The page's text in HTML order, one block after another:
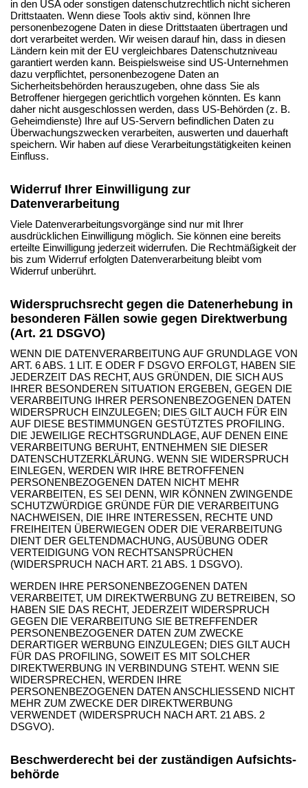
in den USA oder sonstigen datenschutzrechtlich nicht sicheren
Drittstaaten. Wenn diese Tools aktiv sind, können Ihre
personenbezogene Daten in diese Drittstaaten übertragen und
dort verarbeitet werden. Wir weisen darauf hin, dass in diesen
Ländern kein mit der EU vergleichbares Datenschutzniveau
garantiert werden kann. Beispielsweise sind US-Unternehmen
dazu verpflichtet, personenbezogene Daten an
Sicherheitsbehörden herauszugeben, ohne dass Sie als
Betroffener hiergegen gerichtlich vorgehen könnten. Es kann
daher nicht ausgeschlossen werden, dass US-Behörden (z. B.
Geheimdienste) Ihre auf US-Servern befindlichen Daten zu
Überwachungszwecken verarbeiten, auswerten und dauerhaft
speichern. Wir haben auf diese Verarbeitungstätigkeiten keinen
Einfluss.
Widerruf Ihrer Einwilligung zur
Datenverarbeitung
Viele Datenverarbeitungsvorgänge sind nur mit Ihrer
ausdrücklichen Einwilligung möglich. Sie können eine bereits
erteilte Einwilligung jederzeit widerrufen. Die Rechtmäßigkeit der
bis zum Widerruf erfolgten Datenverarbeitung bleibt vom
Widerruf unberührt.
Widerspruchsrecht gegen die Datenerhebung in
besonderen Fällen sowie gegen Direktwerbung
(Art. 21 DSGVO)
WENN DIE DATENVERARBEITUNG AUF GRUNDLAGE VON
ART. 6 ABS. 1 LIT. E ODER F DSGVO ERFOLGT, HABEN SIE
JEDERZEIT DAS RECHT, AUS GRÜNDEN, DIE SICH AUS
IHRER BESONDEREN SITUATION ERGEBEN, GEGEN DIE
VERARBEITUNG IHRER PERSONENBEZOGENEN DATEN
WIDERSPRUCH EINZULEGEN; DIES GILT AUCH FÜR EIN
AUF DIESE BESTIMMUNGEN GESTÜTZTES PROFILING.
DIE JEWEILIGE RECHTSGRUNDLAGE, AUF DENEN EINE
VERARBEITUNG BERUHT, ENTNEHMEN SIE DIESER
DATENSCHUTZERKLÄRUNG. WENN SIE WIDERSPRUCH
EINLEGEN, WERDEN WIR IHRE BETROFFENEN
PERSONENBEZOGENEN DATEN NICHT MEHR
VERARBEITEN, ES SEI DENN, WIR KÖNNEN ZWINGENDE
SCHUTZWÜRDIGE GRÜNDE FÜR DIE VERARBEITUNG
NACHWEISEN, DIE IHRE INTERESSEN, RECHTE UND
FREIHEITEN ÜBERWIEGEN ODER DIE VERARBEITUNG
DIENT DER GELTENDMACHUNG, AUSÜBUNG ODER
VERTEIDIGUNG VON RECHTSANSPRÜCHEN
(WIDERSPRUCH NACH ART. 21 ABS. 1 DSGVO).
WERDEN IHRE PERSONENBEZOGENEN DATEN
VERARBEITET, UM DIREKTWERBUNG ZU BETREIBEN, SO
HABEN SIE DAS RECHT, JEDERZEIT WIDERSPRUCH
GEGEN DIE VERARBEITUNG SIE BETREFFENDER
PERSONENBEZOGENER DATEN ZUM ZWECKE
DERARTIGER WERBUNG EINZULEGEN; DIES GILT AUCH
FÜR DAS PROFILING, SOWEIT ES MIT SOLCHER
DIREKTWERBUNG IN VERBINDUNG STEHT. WENN SIE
WIDERSPRECHEN, WERDEN IHRE
PERSONENBEZOGENEN DATEN ANSCHLIESSEND NICHT
MEHR ZUM ZWECKE DER DIREKTWERBUNG
VERWENDET (WIDERSPRUCH NACH ART. 21 ABS. 2
DSGVO).
Beschwerde­recht bei der zuständigen Aufsichts­
behörde